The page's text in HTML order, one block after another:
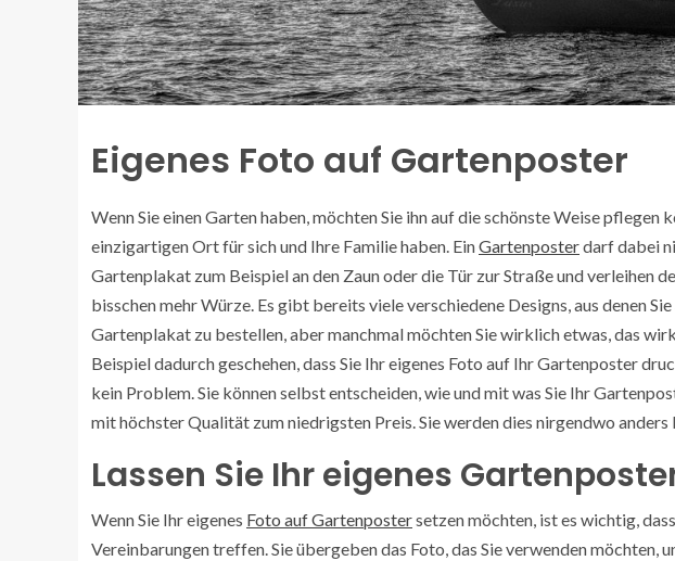
Eigenes Foto auf Gartenposter
Wenn Sie einen Garten haben, möchten Sie ihn auf die schönste Weise pflegen
einzigartigen Ort für sich und Ihre Familie haben. EinGartenposterdarf dabei
Gartenplakat zum Beispiel an den Zaun oder die Tür zur Straße und verleihen
bisschen mehr Würze. Es gibt bereits viele verschiedene Designs, aus denen
Gartenplakat zu bestellen, aber manchmal möchten Sie wirklich etwas, das
Beispiel dadurch geschehen, dass Sie Ihr eigenes Foto auf Ihr Gartenposter
kein Problem. Sie können selbst entscheiden, wie und mit was Sie Ihr
mit höchster Qualität zum niedrigsten Preis. Sie werden dies nirgendwo anders
Lassen Sie Ihr eigenes
Wenn Sie Ihr eigenes Foto auf Gartenpostersetzen möchten, ist es wichtig,
Vereinbarungen treffen. Sie übergeben das Foto, das Sie verwenden möchten,